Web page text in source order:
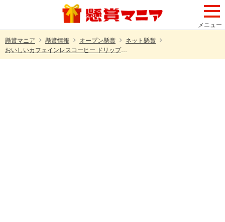
メニュー
懸賞マニア
懸賞情報 オープン懸賞
ネット懸賞
おいしいカフェインレスコーヒー ドリップコーヒーの無料サンプルが1000名様に当たる！UCCのプレゼントキャンペーン